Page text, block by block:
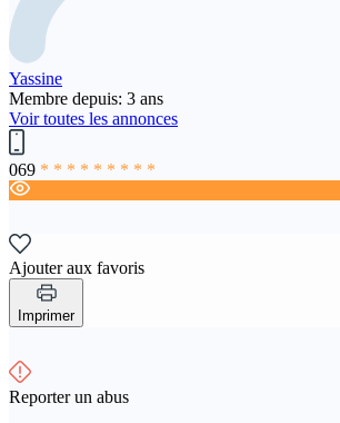
Yassine
Membre depuis: 3 ans
Voir toutes les annonces
069 * * * * * * * * *
Ajouter aux favoris
Imprimer
Reporter un abus